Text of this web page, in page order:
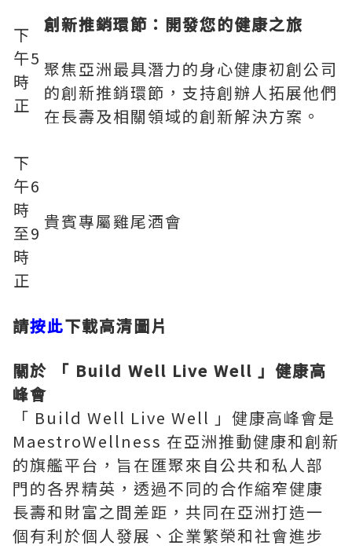
下
午5
時
正
創新推銷環節：開發您的健康之旅
聚焦亞洲最具潛力的身心健康初創公司
的創新推銷環節，支持創辦人拓展他們
在長壽及相關領域的創新解決方案。
下
午6
時
至9
時
正
貴賓專屬雞尾酒會
請按此下載高清圖片
關於 「 Build Well Live Well 」健康高
峰會
「 Build Well Live Well 」健康高峰會是
MaestroWellness 在亞洲推動健康和創新
的旗艦平台，旨在匯聚來自公共和私人部
門的各界精英，透過不同的合作縮窄健康
長壽和財富之間差距，共同在亞洲打造一
個有利於個人發展、企業繁榮和社會進步